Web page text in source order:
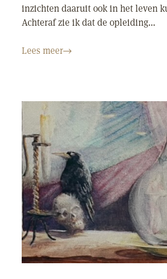
inzichten daaruit ook in het leven
Achteraf zie ik dat de opleiding...
Lees meer